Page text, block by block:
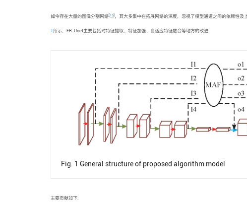
如今存在大量的图像分割网络[15] ，其大多集中在拓展网络的深度，忽视了模型通道之间的依赖性
1 所示，FR-Unet主要包括对特征提取、特征加强、自适应特征融合等地方的改进.
Fig. 1 General structure of proposed algorithm model
主要贡献如下.